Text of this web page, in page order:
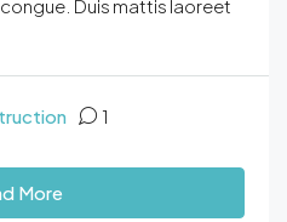
Duis mattis laoreet
1
More